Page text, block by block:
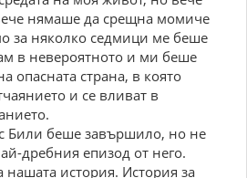
нямаше да срещна момиче
за няколко седмици ме беше
в невероятното и ми беше
опасната страна, в която
и се вливат в
Били беше завършило, но не
дребния епизод от него.
нашата история. История за